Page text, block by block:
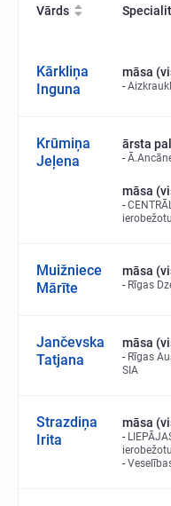
Vārds
Kārkliņa
Inguna
māsa
Krūmiņa
Jeļena
ārsta
māsa
Muižniece
Mārīte
māsa
Rīgas
Jančevska
Tatjana
māsa
Rīgas
SIA
Strazdiņa
Irita
māsa